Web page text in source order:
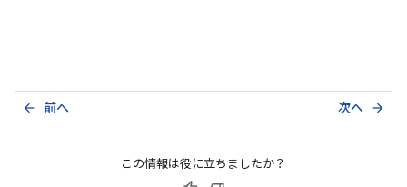
前へ
arrow_back 次へ arrow_forward
この情報は役に立ちましたか？